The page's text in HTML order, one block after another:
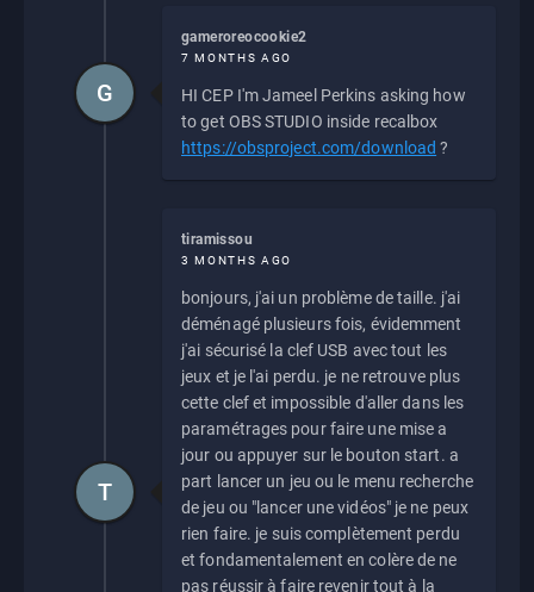
gameroreocookie2
7 MONTHS AGO
HI CEP I'm Jameel Perkins asking how
to get OBS STUDIO inside recalbox
https://obsproject.com/download ?
G
tiramissou
3 MONTHS AGO
bonjours, j'ai un problème de taille. j'ai
déménagé plusieurs fois, évidemment
j'ai sécurisé la clef USB avec tout les
jeux et je l'ai perdu. je ne retrouve plus
cette clef et impossible d'aller dans les
paramétrages pour faire une mise a
jour ou appuyer sur le bouton start. a
part lancer un jeu ou le menu recherche
de jeu ou "lancer une vidéos" je ne peux
rien faire. je suis complètement perdu
et fondamentalement en colère de ne
pas réussir à faire revenir tout à la
T